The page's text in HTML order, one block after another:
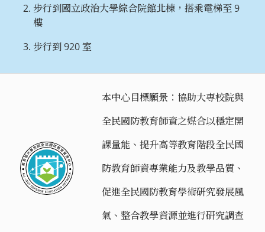
步行到國立政治大學綜合院館北棟，搭乘電梯至 9
樓
步行到 920 室
本中心目標願景：協助大專校院與
全民國防教育師資之媒合以穩定開
課量能、提升高等教育階段全民國
防教育師資專業能力及教學品質、
促進全民國防教育學術研究發展風
氣、整合教學資源並進行研究調查